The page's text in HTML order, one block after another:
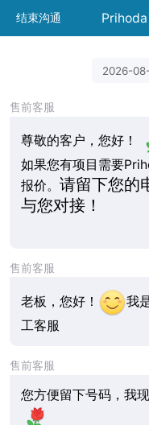
结束沟通
2026-
售前客服
尊敬的客户，您好！
如果您有项目需要
报价。 请留下您的
与您对接！
售前客服
老板，您好！
我
工客服
售前客服
您方便留下号码，我